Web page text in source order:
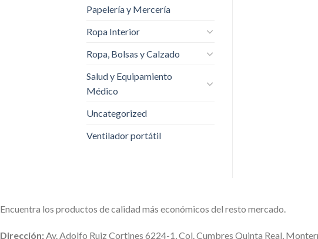
Papelería y Mercería
Ropa Interior
Ropa, Bolsas y Calzado
Salud y Equipamiento
Médico
Uncategorized
Ventilador portátil
Encuentra los productos de calidad más económicos del resto mercado.
Dirección:Av. Adolfo Ruiz Cortines 6224-1, Col. Cumbres Quinta Real,